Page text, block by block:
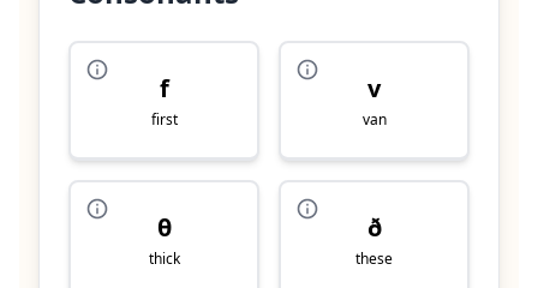
f
first
v
van
θ
thick
ð
these